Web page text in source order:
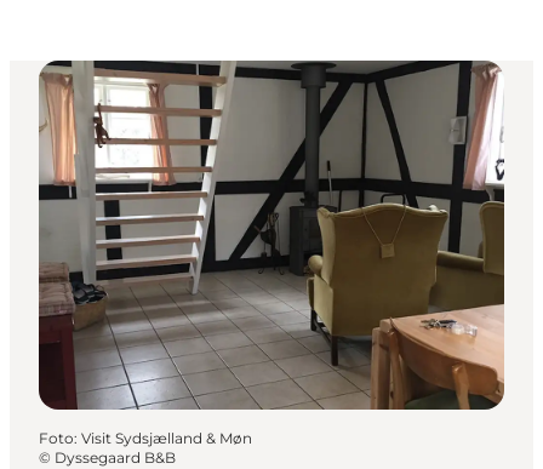
Foto: Visit Sydsjælland & Møn
© Dyssegaard B&B